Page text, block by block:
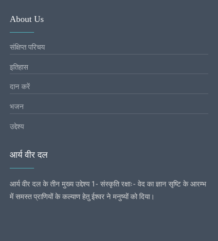
About Us
संक्षिप्त परिचय
इतिहास
दान करें
भजन
उद्देश्य
आर्य वीर दल
आर्य वीर दल के तीन मुख्य उद्देश्य 1- संस्कृति रक्षाः- वेद का ज्ञान सृष्टि के आरम्भ
में समस्त प्राणियों के कल्याण हेतु ईश्वर ने मनुष्यों को दिया।